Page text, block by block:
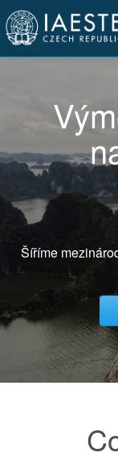
Přejít
hlavnímu
obsahu
Šíříme